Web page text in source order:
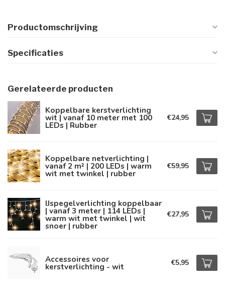
Productomschrijving
Specificaties
Gerelateerde producten
Koppelbare kerstverlichting
wit | vanaf 10 meter met 100
LEDs | Rubber
€24,95
Koppelbare netverlichting |
vanaf 2 m² | 200 LEDs | warm
wit met twinkel | rubber
€59,95
IJspegelverlichting koppelbaar
| vanaf 3 meter | 114 LEDs |
warm wit met twinkel | wit
snoer | rubber
€27,95
Accessoires voor
kerstverlichting - wit €5,95